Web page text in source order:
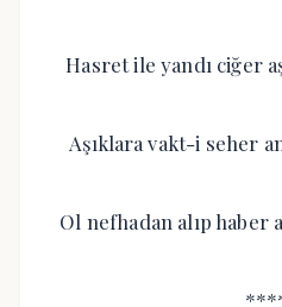
Hasret ile yandı ciğer
Aşıklara vakt-i seher
Ol nefhadan alıp